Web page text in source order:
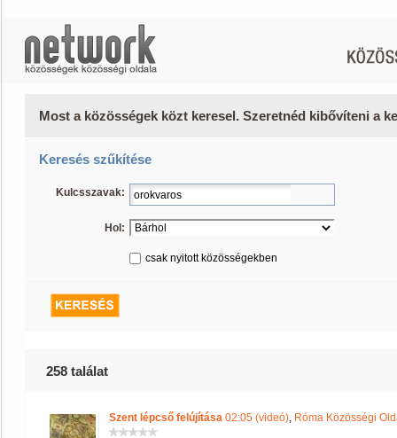
Most a közösségek közt keresel. Szeretnéd kibővíteni a
Keresés szűkítése
Kulcsszavak:
Hol:
csak nyitott közösségekben
258 találat
Szent lépcső felújítása 02:05 (videó), Róma Közösségi